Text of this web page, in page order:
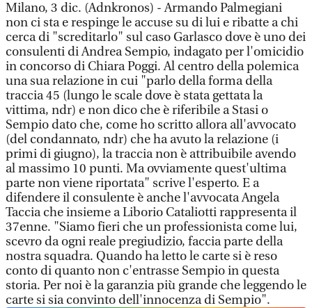
Milano, 3 dic. (Adnkronos) - Armando Palmegiani
non ci sta e respinge le accuse su di lui e ribatte a chi
cerca di "screditarlo" sul caso Garlasco dove è uno dei
consulenti di Andrea Sempio, indagato per l'omicidio
in concorso di Chiara Poggi. Al centro della polemica
una sua relazione in cui "parlo della forma della
traccia 45 (lungo le scale dove è stata gettata la
vittima, ndr) e non dico che è riferibile a Stasi o
Sempio dato che, come ho scritto allora all'avvocato
(del condannato, ndr) che ha avuto la relazione (i
primi di giugno), la traccia non è attribuibile avendo
al massimo 10 punti. Ma ovviamente quest'ultima
parte non viene riportata" scrive l'esperto. E a
difendere il consulente è anche l'avvocata Angela
Taccia che insieme a Liborio Cataliotti rappresenta il
37enne. "Siamo fieri che un professionista come lui,
scevro da ogni reale pregiudizio, faccia parte della
nostra squadra. Quando ha letto le carte si è reso
conto di quanto non c'entrasse Sempio in questa
storia. Per noi è la garanzia più grande che leggendo le
carte si sia convinto dell'innocenza di Sempio".